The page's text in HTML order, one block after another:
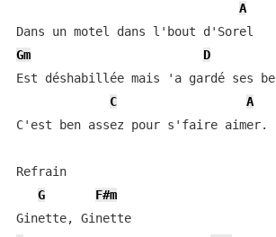
A
Gm
D
Est déshabillée mais 'a gardé ses
C
A
C'est ben assez pour s'faire aimer.
Refrain
G
F#m
Ginette, Ginette